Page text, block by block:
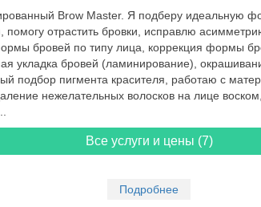
Brow Master. Я подберу идеальную
помогу отрастить бровки, исправлю
бровей по типу лица, коррекция формы
укладка бровей (ламинирование),
подбор пигмента красителя, работаю с
нежелательных волосков на лице
Все услуги и цены (7)
Подробнее